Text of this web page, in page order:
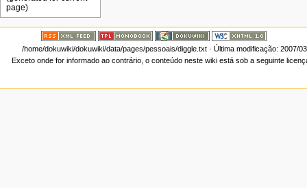
/home/dokuwiki/dokuwiki/data/pages/pessoais/diggle.txt· Última modificação: 2007/
Exceto onde for informado ao contrário, o conteúdo neste wiki está sob a seguinte